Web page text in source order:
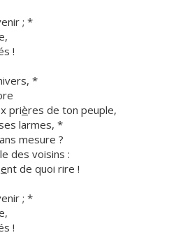
; *
!
*
prières de ton peuple,
larmes, *
mesure ?
des voisins :
ent de quoi rire !
; *
!